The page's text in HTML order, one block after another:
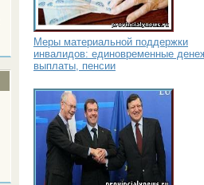
Меры материальной поддержки
инвалидов: единовременные
выплаты, пенсии